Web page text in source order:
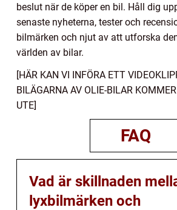
beslut när de köper en bil. Håll dig
senaste nyheterna, tester och
bilmärken och njut av att utforska
världen av bilar.
[HÄR KAN VI INFÖRA ETT
BILÄGARNA AV OLIE-BILAR
UTE]
FAQ
Vad är skillnaden
lyxbilmärken och